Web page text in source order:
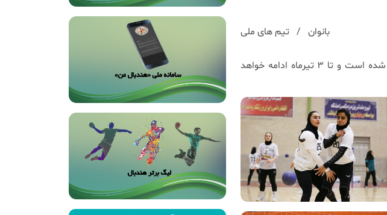
بانوان تیم های ملی
مرحله جدید اردوی آماده‌سازی تیم ملی هندبال بانوان از ۲۶ خردادماه در مبارکه اصفهان آغاز شده است و تا ۳ تیرماه ادامه خواهد